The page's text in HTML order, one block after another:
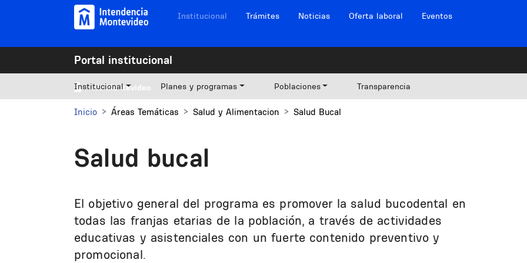
Pasar al contenido principal Navegación sitios
Institucional Trámites Noticias Oferta laboral Eventos
Portal institucional
Mi Montevideo
Institucional Planes y programas Poblaciones Transparencia
Inicio Áreas Temáticas Salud y Alimentacion Salud Bucal
Salud bucal
El objetivo general del programa es promover la salud bucodental en
todas las franjas etarias de la población, a través de actividades
educativas y asistenciales con un fuerte contenido preventivo y
promocional.